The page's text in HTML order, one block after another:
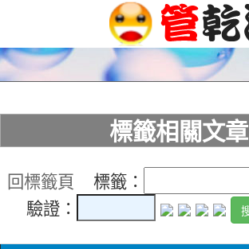
標籤相關文章
回標籤頁 標籤：
驗證：